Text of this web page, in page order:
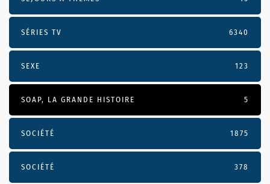
SÉRIES TV 6340
SEXE 123
SOAP, LA GRANDE HISTOIRE 5
SOCIÉTÉ 1875
SOCIÉTÉ 378